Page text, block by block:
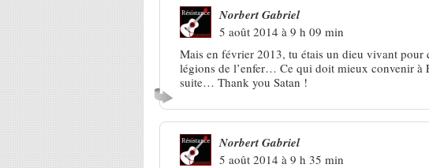
Norbert Gabriel
5 août 2014 à 9 h 09 min
Mais en février 2013, tu étais un dieu vivant pour
légions de l’enfer… Ce qui doit mieux convenir
suite… Thank you Satan !
Norbert Gabriel
5 août 2014 à 9 h 35 min